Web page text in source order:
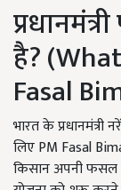
है?
Fasal
भारत के प्रधानमंत्री
लिए PM Fasal
किसान अपनी फसल